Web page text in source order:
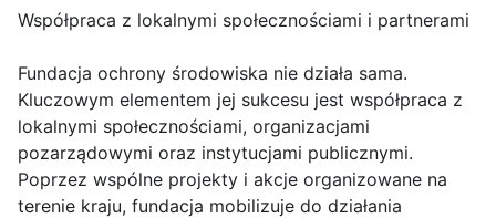
Współpraca z lokalnymi społecznościami i partnerami
Fundacja ochrony środowiska nie działa sama.
Kluczowym elementem jej sukcesu jest współpraca z
lokalnymi społecznościami, organizacjami
pozarządowymi oraz instytucjami publicznymi.
Poprzez wspólne projekty i akcje organizowane na
terenie kraju, fundacja mobilizuje do działania